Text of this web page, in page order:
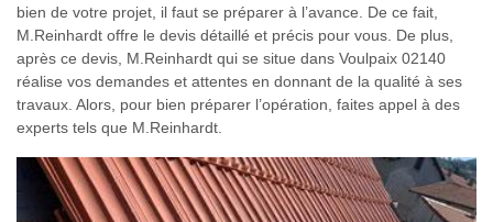
bien de votre projet, il faut se préparer à l’avance. De ce fait,
M.Reinhardt offre le devis détaillé et précis pour vous. De plus,
après ce devis, M.Reinhardt qui se situe dans Voulpaix 02140
réalise vos demandes et attentes en donnant de la qualité à ses
travaux. Alors, pour bien préparer l’opération, faites appel à des
experts tels que M.Reinhardt.